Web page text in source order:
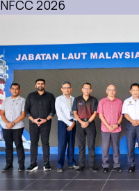
NFCC 2026